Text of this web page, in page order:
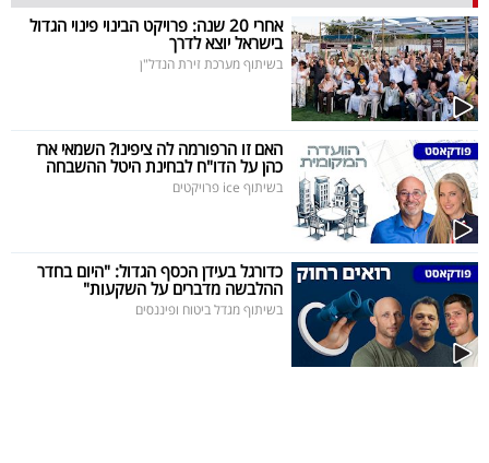
אחרי 20 שנה: פרויקט הבינוי פינוי הגדול
בישראל יוצא לדרך
בשיתוף מערכת זירת הנדל"ן
האם זו הרפורמה לה ציפינו? השמאי ארז
כהן על הדו"ח לבחינת היטל ההשבחה
בשיתוף ice פרויקטים
כדורגל בעידן הכסף הגדול: "היום בחדר
ההלבשה מדברים על השקעות"
בשיתוף מגדל ביטוח ופיננסים